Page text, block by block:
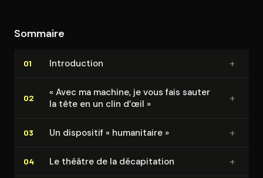
Sommaire
01 In­tro­duc­tion +
02
« Avec ma machine, je vous fais sauter
la tête en un clin d’œil »
+
03 Un dispositif « humanitaire » +
04 Le théâtre de la dé­ca­pi­ta­tion +